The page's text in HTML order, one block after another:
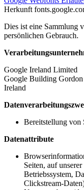
Herkunft
Dies ist eine Sammlung
persönlichen Gebrauch.
Google Ireland Limited
Google Building
Ireland
Bereitstellung von
Datenattribute
Seiten, auf
Betriebssystem,
Clickstream-